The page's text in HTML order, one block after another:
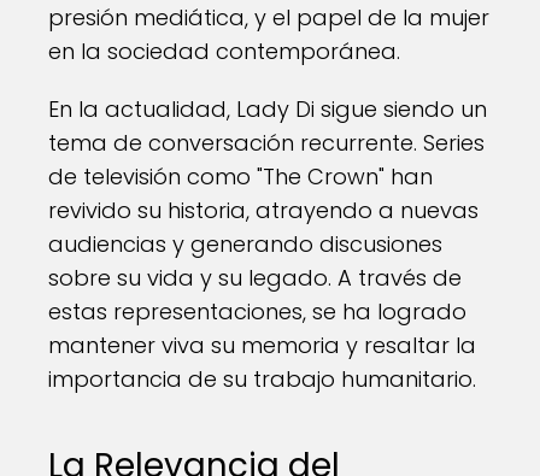
presión mediática, y el papel de la mujer
en la sociedad contemporánea.
En la actualidad, Lady Di sigue siendo un
tema de conversación recurrente. Series
de televisión como "The Crown" han
revivido su historia, atrayendo a nuevas
audiencias y generando discusiones
sobre su vida y su legado. A través de
estas representaciones, se ha logrado
mantener viva su memoria y resaltar la
importancia de su trabajo humanitario.
La Relevancia del